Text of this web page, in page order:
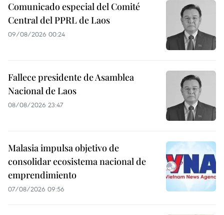
Comunicado especial del Comité
Central del PPRL de Laos
09/08/2026 00:24
Fallece presidente de Asamblea
Nacional de Laos
08/08/2026 23:47
Malasia impulsa objetivo de
consolidar ecosistema nacional de
emprendimiento
07/08/2026 09:56